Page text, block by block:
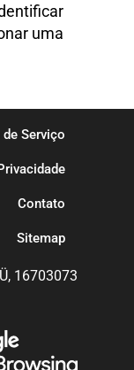
uma
Serviço
Contato
Sitemap
16703073